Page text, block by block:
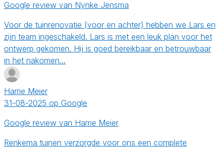
Google review van Nynke Jensma
Voor de tuinrenovatie (voor en achter) hebben we Lars en
zijn team ingeschakeld. Lars is met een leuk plan voor het
ontwerp gekomen. Hij is goed bereikbaar en betrouwbaar
in het nakomen…
Harrie Meier
31-08-2025 op Google
Google review van Harrie Meier
Renkema tuinen verzorgde voor ons een complete